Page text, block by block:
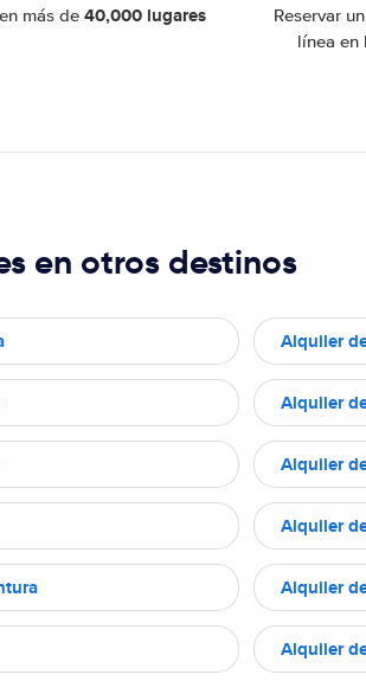
más de 40,000 lugares Reservar
línea en
en otros destinos
Alquiler
Alquiler
Alquiler
Alquiler
Alquiler
Alquiler